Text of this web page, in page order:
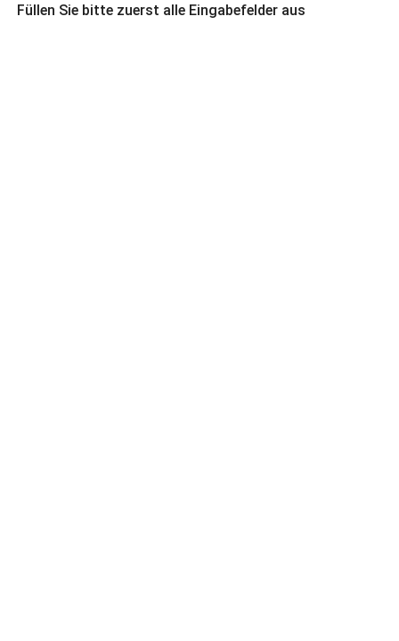
Füllen Sie bitte zuerst alle Eingabefelder aus